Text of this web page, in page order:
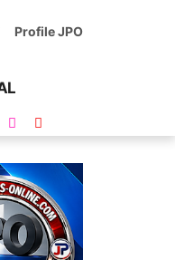
Profile JPO